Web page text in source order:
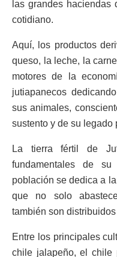
las grandes
cotidiano.
Aquí, los productos
queso, la leche, la
motores de la
jutiapanecos
sus animales,
sustento y de su legado
La tierra fértil de
fundamentales de
población se dedica a
que no solo
también son
Entre los principales
chile jalapeño, el chile